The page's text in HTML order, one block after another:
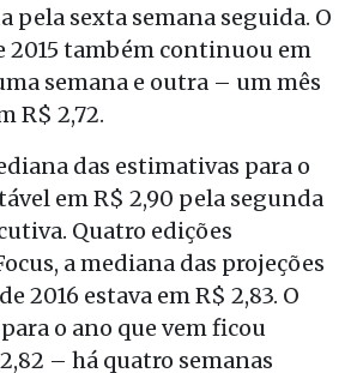
pela sexta semana seguida. O
2015 também continuou em
semana e outra – um mês
R$ 2,72.
das estimativas para o
em R$ 2,90 pela segunda
Quatro edições
a mediana das projeções
2016 estava em R$ 2,83. O
o ano que vem ficou
– há quatro semanas